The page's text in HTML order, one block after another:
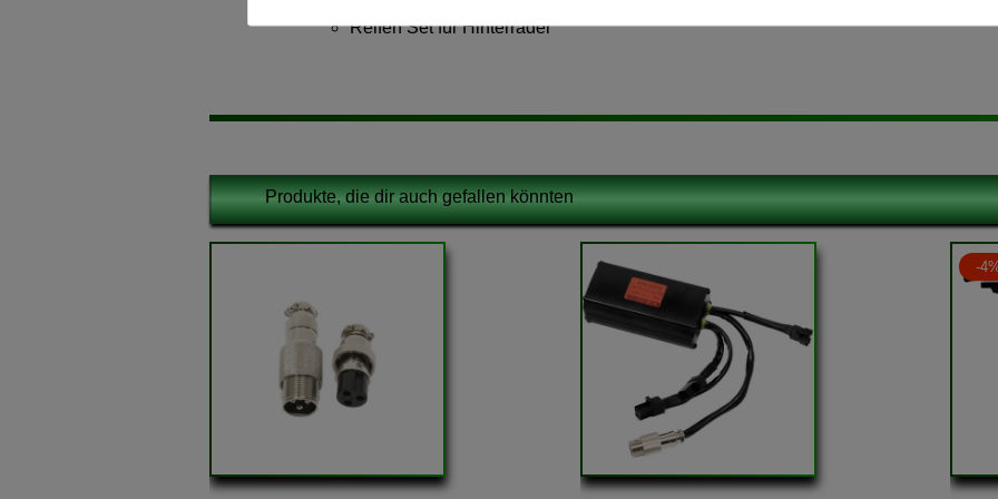
Reifen Set für Hinterräder
Produkte, die dir auch gefallen könnten
-